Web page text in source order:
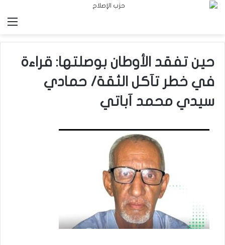
حين تفقد الأوطان بوصلتها: قراءة
في خطر تآكل الثقة/ حمادي
سيدي محمد آباتي